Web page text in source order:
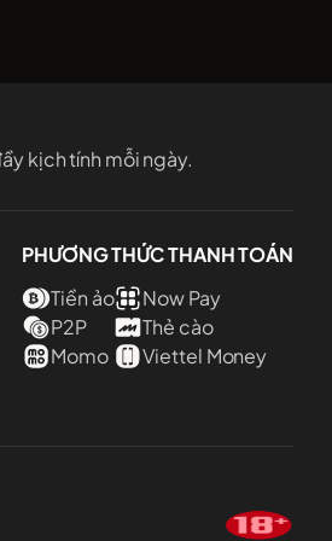
kịch tính mỗi ngày.
PHƯƠNG THỨC THANH TOÁN
Tiền ảo
P2P
Momo
Now Pay
Thẻ cào
Viettel Money